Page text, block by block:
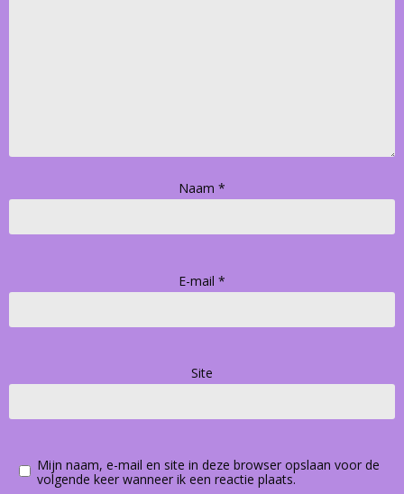
Naam *
E-mail *
Site
Mijn naam, e-mail en site in deze browser opslaan voor de
volgende keer wanneer ik een reactie plaats.